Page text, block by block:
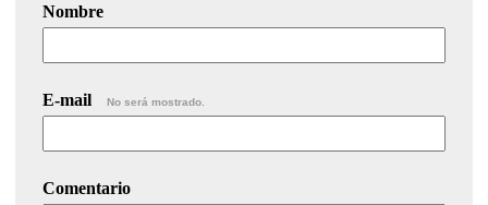
Nombre
E-mail No será mostrado.
Comentario